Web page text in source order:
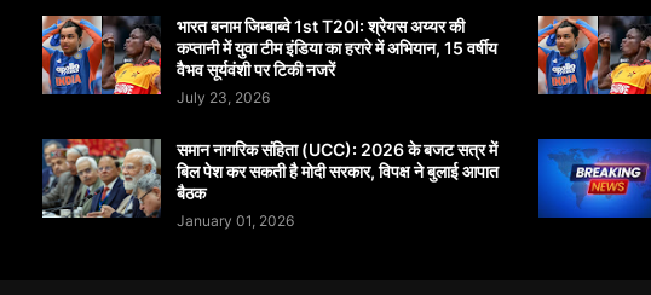
भारत बनाम जिम्बाब्वे 1st T20I: श्रेयस अय्यर की
कप्तानी में युवा टीम इंडिया का हरारे में अभियान, 15 वर्षीय
वैभव सूर्यवंशी पर टिकी नजरें
July 23, 2026
समान नागरिक संहिता (UCC): 2026 के बजट सत्र में
बिल पेश कर सकती है मोदी सरकार, विपक्ष ने बुलाई आपात
बैठक
January 01, 2026